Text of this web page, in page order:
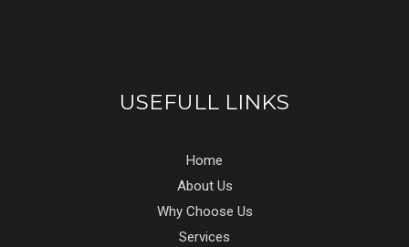
USEFULL LINKS
Home
About Us
Why Choose Us
Services